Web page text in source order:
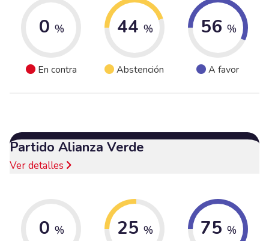
0 %
En contra
44 %
Abstención
56 %
A favor
Partido Alianza Verde
Ver detalles
0 % 25 % 75 %